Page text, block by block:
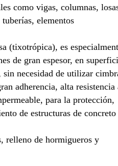
como vigas, columnas,
elementos
(tixotrópica), es
de gran espesor, en
sin necesidad de utilizar
adherencia, alta resistencia
para la protección,
de estructuras de concreto
relleno de hormigueros y